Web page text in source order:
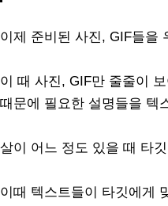
이제 준비된 사진, GIF들을
이 때 사진, GIF만 줄줄이
때문에 필요한 설명들을 텍
살이 어느 정도 있을 때 타
이때 텍스트들이 타깃에게